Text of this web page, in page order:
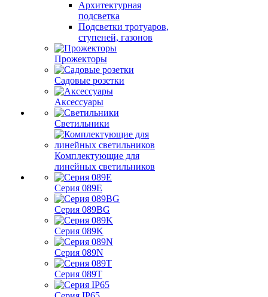
Архитектурная
подсветка
Подсветки тротуаров,
ступеней, газонов
Прожекторы
Садовые розетки
Аксессуары
Светильники
Комплектующие для
линейных светильников
Серия 089E
Серия 089BG
Серия 089K
Серия 089N
Серия 089T